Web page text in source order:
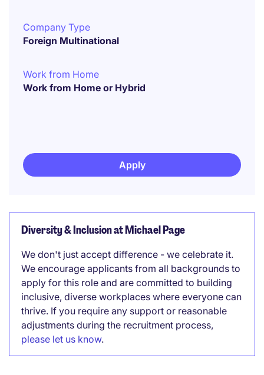
Company Type
Foreign Multinational
Work from Home
Work from Home or Hybrid
Apply
Diversity & Inclusion at Michael Page
We don't just accept difference - we celebrate it.
We encourage applicants from all backgrounds to
apply for this role and are committed to building
inclusive, diverse workplaces where everyone can
thrive. If you require any support or reasonable
adjustments during the recruitment process,
please let us know.